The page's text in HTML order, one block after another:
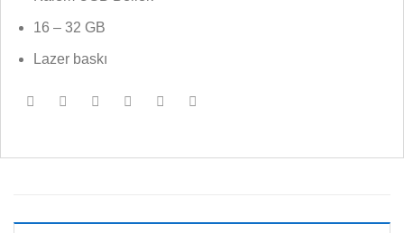
16 – 32 GB
Lazer baskı